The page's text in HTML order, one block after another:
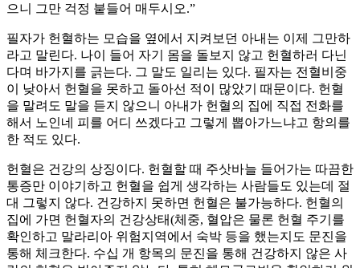
으니 그만 걱정 붙들어 매두시오.”
필자가 헌혈하는 모습을 옆에서 지켜보던 아내는 이제 그만하
라고 말린다. 나이 들어 자기 몸을 돌보지 않고 헌혈하러 다닌
다며 바가지를 긁는다. 그 말도 일리는 있다. 필자는 전혈비중
이 낮아서 헌혈을 못하고 돌아선 적이 많았기 때문이다. 헌혈
을 말려도 말을 듣지 않으니 아내가 헌혈의 집에 직접 전화를
해서 노인네 피를 어디 쓰겠다고 그렇게 뽑아가느냐고 항의를
한 적도 있다.
헌혈은 건강의 상징이다. 헌혈할 때 주삿바늘 들어가는 따끔한
통증만 이야기하고 헌혈을 쉽게 생각하는 사람들도 있는데 절
대 그렇지 않다. 건강하지 못하면 헌혈은 불가능하다. 헌혈의
집에 가면 헌혈자의 건강상태(체중, 혈압은 물론 헌혈 주기를
확인하고 말라리아 위험지역에서 숙박 등을 했는지도 문진을
통해 체크한다. 수십 개 항목의 문진을 통해 건강하지 않은 사